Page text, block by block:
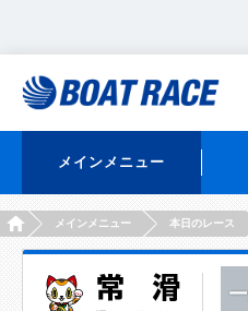
メインメニュー
HOMEメインメニュー 本日のレース